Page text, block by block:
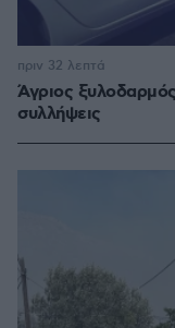
Άγριος
συλλήψεις
πριν 32 λεπτά